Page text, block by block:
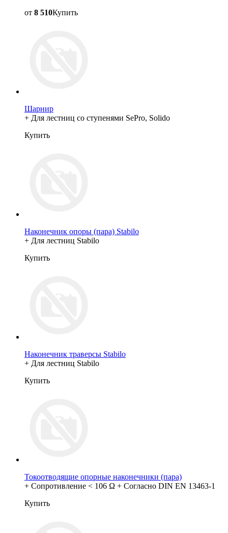
от 8 510Купить
Шарнир
+ Для лестниц со ступенями SePro, Solido
Купить
Наконечник опоры (пара) Stabilo
+ Для лестниц Stabilo
Купить
Наконечник траверсы Stabilo
+ Для лестниц Stabilo
Купить
Токоотводящие опорные наконечники (пара)
+ Сопротивление < 106 Ω + Согласно DIN EN 13463-1
Купить